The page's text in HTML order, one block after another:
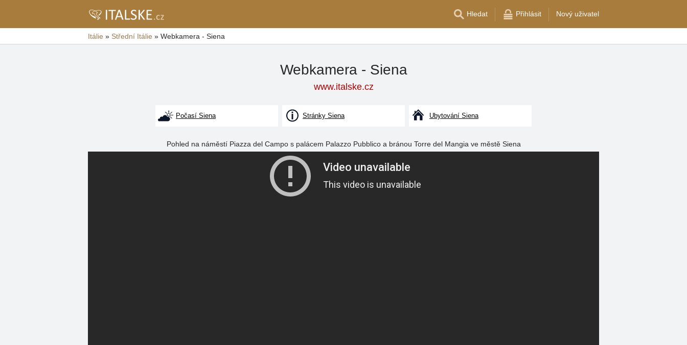
Hledat Přihlásit Nový uživatel
Itálie » Střední Itálie » Webkamera - Siena
Webkamera - Siena
www.italske.cz
Počasí Siena Stránky Siena Ubytování Siena
Pohled na náměstí Piazza del Campo s palácem Palazzo Pubblico a bránou Torre del Mangia ve městě Siena